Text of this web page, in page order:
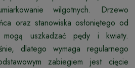
wilgotnych. Drzewo
oraz stanowiska osłoniętego od
uszkadzać pędy i kwiaty.
dlatego wymaga regularnego
zabiegiem jest cięcie